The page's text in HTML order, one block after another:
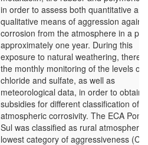
in order to assess both quantitative and
qualitative means of aggression against
corrosion from the atmosphere in a
approximately one year. During this
exposure to natural weathering, there
the monthly monitoring of the levels of
chloride and sulfate, as well as
meteorological data, in order to obtain
subsidies for different classification of
atmospheric corrosivity. The ECA
Sul was classified as rural
lowest category of aggressiveness